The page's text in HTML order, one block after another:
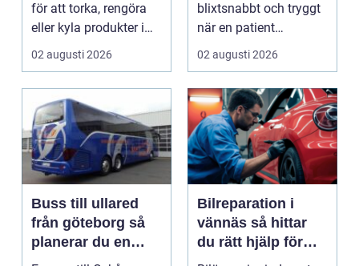
för att torka, rengöra
eller kyla produkter i
rörelse. Te...
02 augusti 2026
blixtsnabbt och tryggt
när en patient
drabbas...
02 augusti 2026
Buss till ullared
från göteborg så
planerar du en
smidig
Bilreparation i
vännäs så hittar
du rätt hjälp för
din bil